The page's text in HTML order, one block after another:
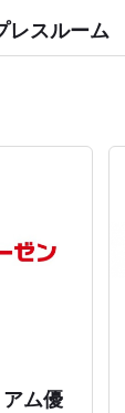
レスルーム
ム優